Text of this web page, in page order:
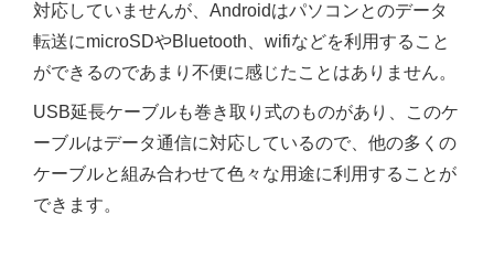
対応していませんが、Androidはパソコンとのデータ
転送にmicroSDやBluetooth、wifiなどを利用すること
ができるのであまり不便に感じたことはありません。
USB延長ケーブルも巻き取り式のものがあり、このケ
ーブルはデータ通信に対応しているので、他の多くの
ケーブルと組み合わせて色々な用途に利用することが
できます。